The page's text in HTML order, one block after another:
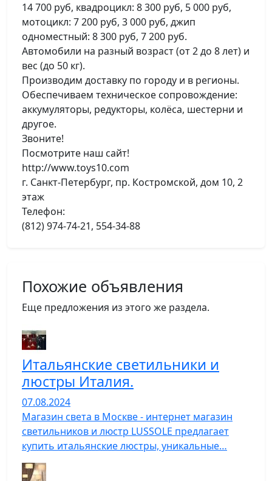
14 700 руб, квадроцикл: 8 300 руб, 5 000 руб,
мотоцикл: 7 200 руб, 3 000 руб, джип
одноместный: 8 300 руб, 7 200 руб.
Автомобили на разный возраст (от 2 до 8 лет) и
вес (до 50 кг).
Производим доставку по городу и в регионы.
Обеспечиваем техническое сопровождение:
аккумуляторы, редукторы, колёса, шестерни и
другое.
Звоните!
Посмотрите наш сайт!
http://www.toys10.com
г. Санкт-Петербург, пр. Костромской, дом 10, 2
этаж
Телефон:
(812) 974-74-21, 554-34-88
Похожие объявления
Еще предложения из этого же раздела.
Итальянские светильники и
люстры Италия.
07.08.2024
Магазин света в Москве - интернет магазин
светильников и люстр LUSSOLE предлагает
купить итальянские люстры, уникальные…